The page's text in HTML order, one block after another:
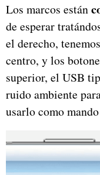
Los marcos están
de esperar
el derecho,
centro, y los
superior, el USB
ruido ambiente
usarlo como